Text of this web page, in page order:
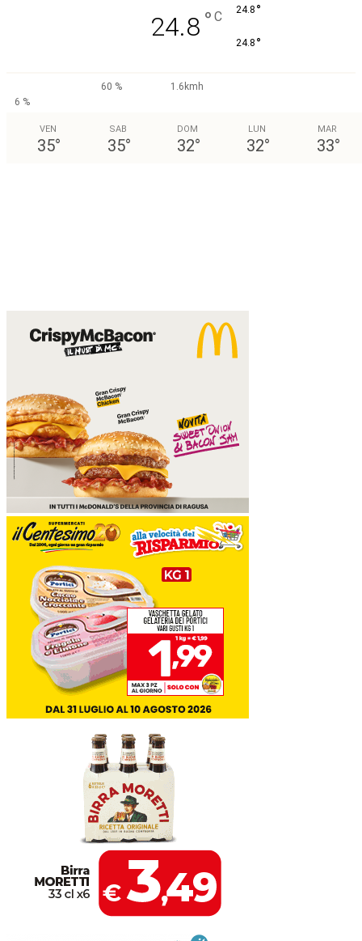
24.8 ° C 24.8 °
24.8 °
60 %
1.6kmh
6 %
VEN
35°
SAB
35°
DOM
32°
LUN
32°
MAR
33°